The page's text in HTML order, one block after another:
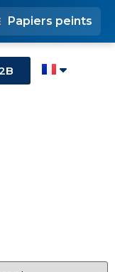
Papiers peints